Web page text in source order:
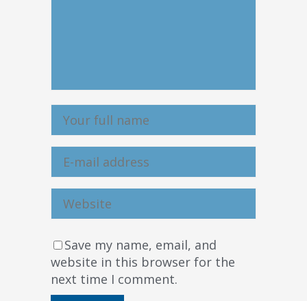
Save my name, email, and
website in this browser for the
next time I comment.